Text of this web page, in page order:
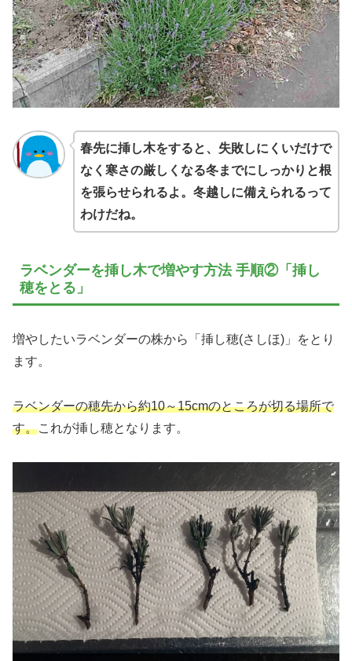
春先に挿し木をすると、失敗しにくいだけで
なく寒さの厳しくなる冬までにしっかりと根
を張らせられるよ。冬越しに備えられるって
わけだね。
ラベンダーを挿し木で増やす方法 手順②「挿し
穂をとる」
増やしたいラベンダーの株から「挿し穂(さしほ)」をとり
ます。
ラベンダーの穂先から約10～15cmのところが切る場所で
す。これが挿し穂となります。